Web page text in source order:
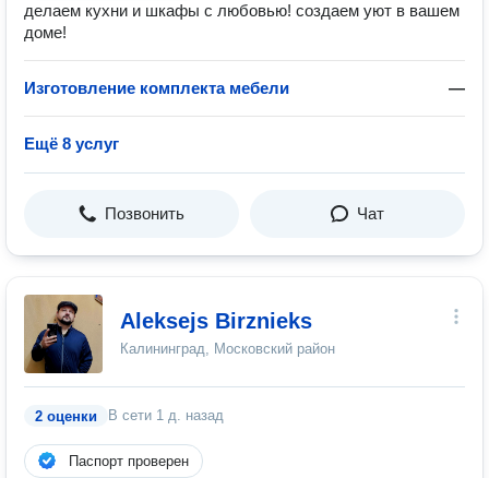
делаем кухни и шкафы с любовью! создаем уют в вашем
доме!
Изготовление комплекта мебели —
Ещё 8 услуг
Позвонить Чат
Aleksejs Birznieks
Калининград, Московский район
2 оценки В сети 1 д. назад
Паспорт проверен